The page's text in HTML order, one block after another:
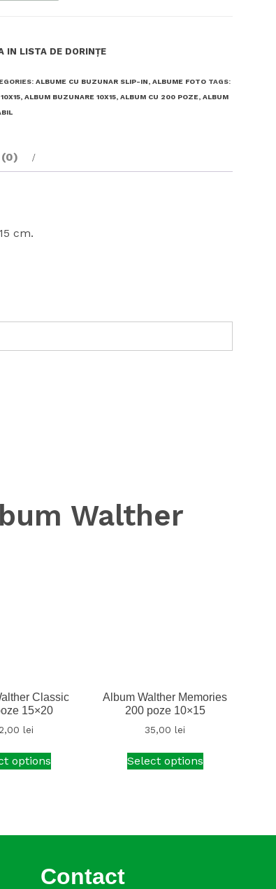
IN LISTA DE DORINȚE
ALBUME CU BUZUNAR SLIP-IN ,ALBUME FOTO TAGS:
,ALBUM BUZUNARE 10X15 ,ALBUM CU 200 POZE ,ALBUM
(0)
cm.
Walther
Classic
15×20
lei
options
Album Walther Memories
200 poze 10×15
35,00lei
Select options
Contact